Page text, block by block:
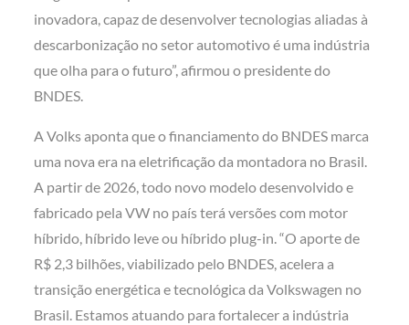
inovadora, capaz de desenvolver tecnologias aliadas à
descarbonização no setor automotivo é uma indústria
que olha para o futuro”, afirmou o presidente do
BNDES.
A Volks aponta que o financiamento do BNDES marca
uma nova era na eletrificação da montadora no Brasil.
A partir de 2026, todo novo modelo desenvolvido e
fabricado pela VW no país terá versões com motor
híbrido, híbrido leve ou híbrido plug-in. “O aporte de
R$ 2,3 bilhões, viabilizado pelo BNDES, acelera a
transição energética e tecnológica da Volkswagen no
Brasil. Estamos atuando para fortalecer a indústria